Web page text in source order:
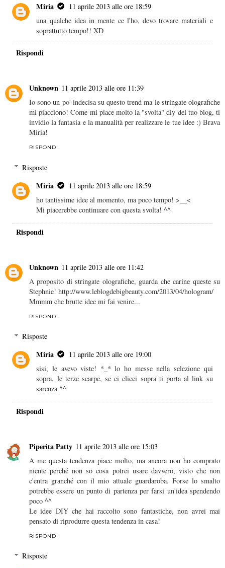
Miria
11 aprile 2013 alle ore 18:59
una qualche idea in mente ce l'ho, devo trovare materiali e
soprattutto tempo!! XD
Rispondi
Unknown 11 aprile 2013 alle ore 11:39
Io sono un po' indecisa su questo trend ma le stringate olografiche
mi piacciono! Come mi piace molto la "svolta" diy del tuo blog, ti
invidio la fantasia e la manualità per realizzare le tue idee :) Brava
Miria!
RISPONDI
Risposte
Miria
11 aprile 2013 alle ore 18:59
ho tantissime idee al momento, ma poco tempo! >__<
Mi piacerebbe continuare con questa svolta! ^^
Rispondi
Unknown 11 aprile 2013 alle ore 11:42
A proposito di stringate olografiche, guarda che carine queste su
Stephnie! http://www.leblogdebigbeauty.com/2013/04/hologram/
Mmmm che brutte idee mi fai venire...
RISPONDI
Risposte
Miria
11 aprile 2013 alle ore 19:00
sisi, le avevo viste! *_* lo ho messe nella selezione qui
sopra, le terze scarpe, se ci clicci sopra ti porta al link su
sarenza ^^
Rispondi
Piperita Patty 11 aprile 2013 alle ore 15:03
A me questa tendenza piace molto, ma ancora non ho comprato
niente perché non so cosa potrei usare davvero, visto che non
c'entra granché con il mio attuale guardaroba. Forse lo smalto
potrebbe essere un punto di partenza per farsi un'idea spendendo
poco ^^
Le idee DIY che hai raccolto sono fantastiche, non avrei mai
pensato di riprodurre questa tendenza in casa!
RISPONDI
Risposte